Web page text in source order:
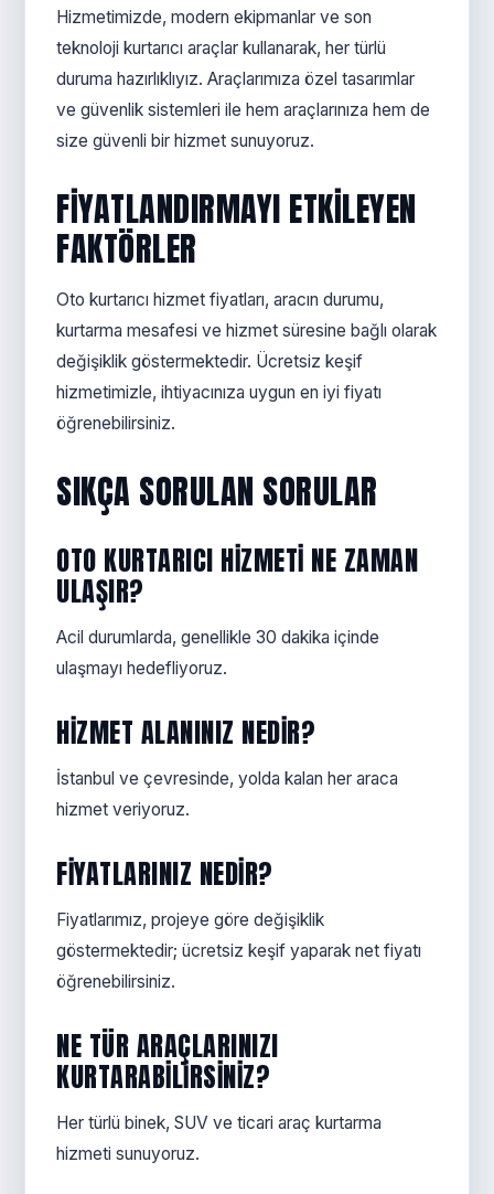
Hizmetimizde, modern ekipmanlar ve son
teknoloji kurtarıcı araçlar kullanarak, her türlü
duruma hazırlıklıyız. Araçlarımıza özel tasarımlar
ve güvenlik sistemleri ile hem araçlarınıza hem de
size güvenli bir hizmet sunuyoruz.
FIYATLANDIRMAYI ETKILEYEN
FAKTÖRLER
Oto kurtarıcı hizmet fiyatları, aracın durumu,
kurtarma mesafesi ve hizmet süresine bağlı olarak
değişiklik göstermektedir. Ücretsiz keşif
hizmetimizle, ihtiyacınıza uygun en iyi fiyatı
öğrenebilirsiniz.
SIKÇA SORULAN SORULAR
OTO KURTARICI HIZMETI NE ZAMAN
ULAŞIR?
Acil durumlarda, genellikle 30 dakika içinde
ulaşmayı hedefliyoruz.
HIZMET ALANINIZ NEDIR?
İstanbul ve çevresinde, yolda kalan her araca
hizmet veriyoruz.
FIYATLARINIZ NEDIR?
Fiyatlarımız, projeye göre değişiklik
göstermektedir; ücretsiz keşif yaparak net fiyatı
öğrenebilirsiniz.
NE TÜR ARAÇLARINIZI
KURTARABILIRSINIZ?
Her türlü binek, SUV ve ticari araç kurtarma
hizmeti sunuyoruz.